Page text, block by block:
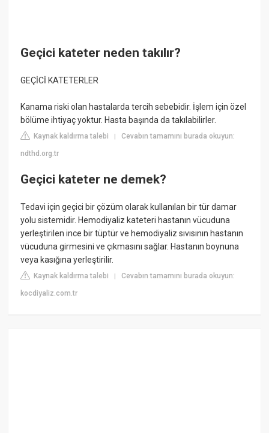
Geçici kateter neden takılır?
GEÇİCİ KATETERLER
Kanama riski olan hastalarda tercih sebebidir. İşlem için özel
bölüme ihtiyaç yoktur. Hasta başında da takılabilirler.
Kaynak kaldırma talebi |Cevabın tamamını burada okuyun:
ndthd.org.tr
Geçici kateter ne demek?
Tedavi için geçici bir çözüm olarak kullanılan bir tür damar
yolu sistemidir. Hemodiyaliz kateteri hastanın vücuduna
yerleştirilen ince bir tüptür ve hemodiyaliz sıvısının hastanın
vücuduna girmesini ve çıkmasını sağlar. Hastanın boynuna
veya kasığına yerleştirilir.
Kaynak kaldırma talebi |Cevabın tamamını burada okuyun:
kocdiyaliz.com.tr